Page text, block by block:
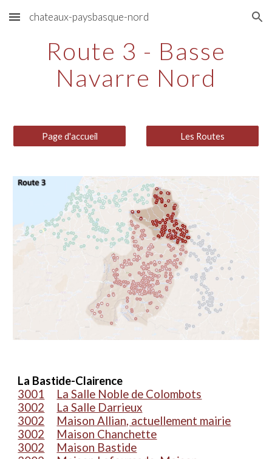
Skip to main content Skip to navigation
chateaux-paysbasque-nord
Route 3 - Basse
Navarre Nord
Page d'accueil Les Routes
La Bastide-Clairence
3001
La Salle Noble de Colombots
3002
La Salle Darrieux
3002
Maison Allian, actuellement mairie
3002
Maison Chanchette
3002
Maison Bastide